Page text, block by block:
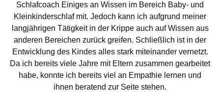
Schlafcoach Einiges an Wissen im Bereich Baby- und
Kleinkinderschlaf mit. Jedoch kann ich aufgrund meiner
langjährigen Tätigkeit in der Krippe auch auf Wissen aus
anderen Bereichen zurück greifen. Schließlich ist in der
Entwicklung des Kindes alles stark miteinander vernetzt.
Da ich bereits viele Jahre mit Eltern zusammen gearbeitet
habe, konnte ich bereits viel an Empathie lernen und
ihnen beratend zur Seite stehen.